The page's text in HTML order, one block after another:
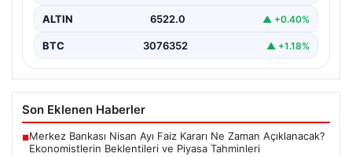
ALTIN 6522.0 ▲ +0.40%
BTC 3076352 ▲ +1.18%
Son Eklenen Haberler
■Merkez Bankası Nisan Ayı Faiz Kararı Ne Zaman Açıklanacak?
Ekonomistlerin Beklentileri ve Piyasa Tahminleri